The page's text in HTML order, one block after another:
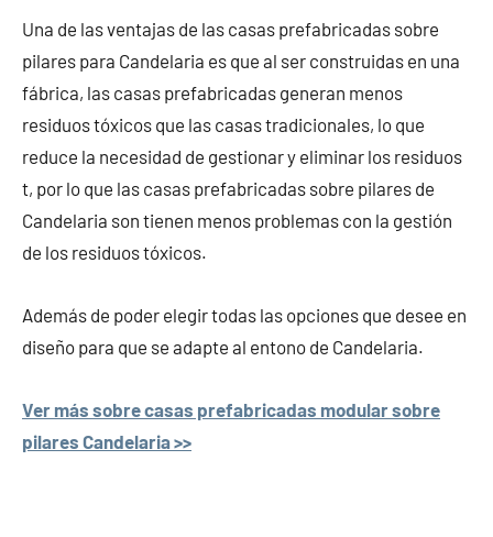
Una de las ventajas de las casas prefabricadas sobre
pilares para Candelaria es que al ser construidas en una
fábrica, las casas prefabricadas generan menos
residuos tóxicos que las casas tradicionales, lo que
reduce la necesidad de gestionar y eliminar los residuos
t, por lo que las casas prefabricadas sobre pilares de
Candelaria son tienen menos problemas con la gestión
de los residuos tóxicos.
Además de poder elegir todas las opciones que desee en
diseño para que se adapte al entono de Candelaria.
Ver más sobre casas prefabricadas modular sobre
pilares Candelaria >>